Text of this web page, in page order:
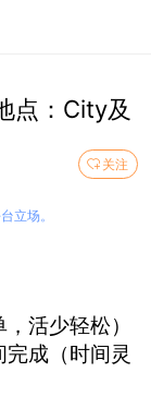
点：City及
关注
立场。
活少轻松）
成（时间灵